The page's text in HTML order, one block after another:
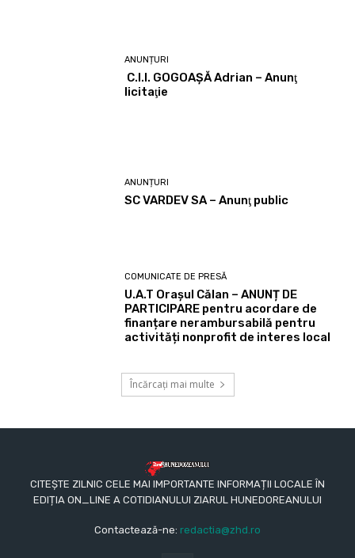
ANUNȚURI
C.I.I. GOGOAŞĂ Adrian – Anunţ
licitaţie
ANUNȚURI
SC VARDEV SA – Anunţ public
COMUNICATE DE PRESĂ
U.A.T Orașul Călan – ANUNȚ DE
PARTICIPARE pentru acordare de
finanțare nerambursabilă pentru
activități nonprofit de interes local
Încărcați mai multe
CITEȘTE ZILNIC CELE MAI IMPORTANTE INFORMAȚII LOCALE ÎN
EDIȚIA ON_LINE A COTIDIANULUI ZIARUL HUNEDOREANULUI
Contactează-ne: redactia@zhd.ro